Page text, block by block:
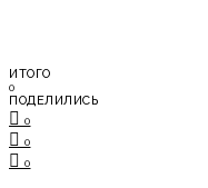
ИТОГО
0
ПОДЕЛИЛИСЬ
0
0
0